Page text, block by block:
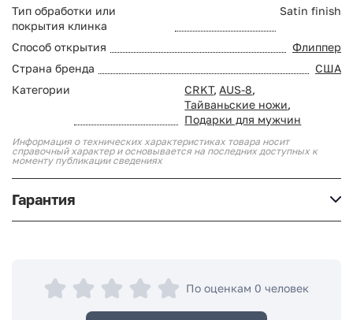
Тип обработки или
покрытия клинка
Satin finish
Способ открытия
Флиппер
Страна бренда
США
Категории
CRKT, AUS-8,
Тайваньские ножи,
Подарки для мужчин
Информация о технических характеристиках товара носит
справочный характер и основывается на последних доступных к
моменту публикации сведениях
Гарантия
По оценкам 0 человек